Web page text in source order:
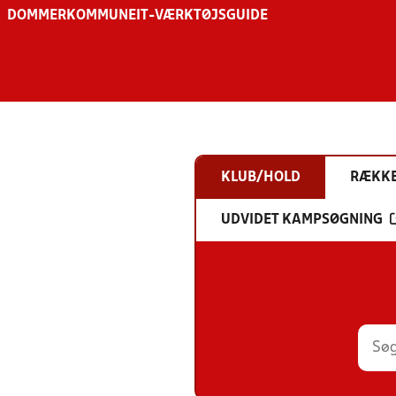
DOMMER KOMMUNE IT-VÆRKTØJSGUIDE
KLUB/HOLD
UDVIDET KAMPSØGNING